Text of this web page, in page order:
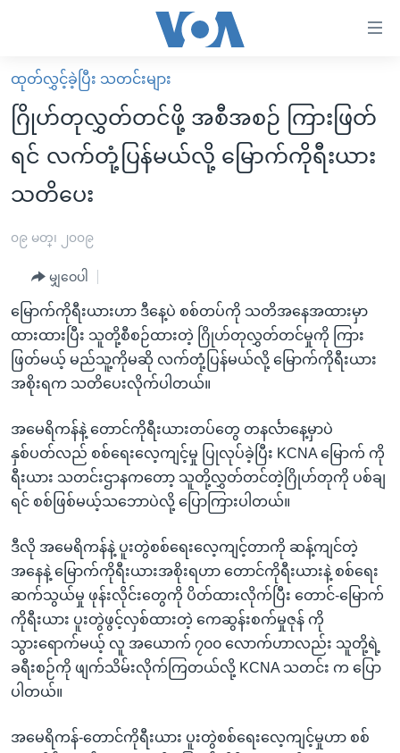
လွယ်ကူ
စေ
သည့်
Link
များ
ပင်မ
ကျော်
ကြည့်
ရန်
ပင်မ
ညွန်း
စာမျက်နှာ
သို့
ကျော်
ရန်
ရှာဖွေ
ရန်
နေရာ
သို့
ကျော်
ရန်
မူလစာမျက်နှာ
မြန်မာ
ကမ္ဘာ့သတင်းများ
နိုင်ငံတကာ
အစ္စရေး-ပါလက်စတိုင်း
ဗွီဒီယို
အင်္ဂလိပ်စာလေ့လာမယ်
အမေရိကန်သုံးအီဒီယံ
မကြေးမုံရဲ့ အင်္ဂလိပ်စာ
ရုပ်ရှင်ထဲက အင်္ဂလိပ်စာ
အပတ်စဉ်ကဏ္ဍများ
ရေဒီယို
တီဗွီ
ရေဒီယိုနှင့်ရုပ်သံ အချက်အလက်များ
ရေဒီယို/တီဗွီအစီအစဉ်
Learning English
ဗွီအိုအေ လူမှုကွန်ယက်များ
ဘာသာစကားများ
ထုတ်လွှင့်ခဲ့ပြီး သတင်းများ
ဂြိုဟ်တုလွှတ်တင်ဖို့ အစီအစဉ် ကြားဖြတ်
ရင် လက်တုံ့ပြန်မယ်လို့ မြောက်ကိုရီးယား
သတိပေး
၀၉ မတ္၊ ၂၀၀၉
မျှဝေပါ
မြောက်ကိုရီးယားဟာ ဒီနေ့ပဲ စစ်တပ်ကို သတိအနေအထားမှာ
ထားထားပြီး သူတို့စီစဉ်ထားတဲ့ ဂြိုဟ်တုလွှတ်တင်မှုကို ကြား
ဖြတ်မယ့် မည်သူ့ကိုမဆို လက်တုံ့ပြန်မယ်လို့ မြောက်ကိုရီးယား
အစိုးရက သတိပေးလိုက်ပါတယ်။
အမေရိကန်နဲ့ တောင်ကိုရီးယားတပ်တွေ တနင်္လာနေ့မှာပဲ
နှစ်ပတ်လည် စစ်ရေးလေ့ကျင့်မှု ပြုလုပ်ခဲ့ပြီး KCNA မြောက် ကို
ရီးယား သတင်းဌာနကတော့ သူတို့လွှတ်တင်တဲ့ဂြိုဟ်တုကို ပစ်ချ
ရင် စစ်ဖြစ်မယ့်သဘောပဲလို့ ပြောကြားပါတယ်။
ဒီလို အမေရိကန်နဲ့ ပူးတွဲစစ်ရေးလေ့ကျင့်တာကို ဆန့်ကျင်တဲ့
အနေနဲ့ မြောက်ကိုရီးယားအစိုးရဟာ တောင်ကိုရီးယားနဲ့ စစ်ရေး
ဆက်သွယ်မှု ဖုန်းလိုင်းတွေကို ပိတ်ထားလိုက်ပြီး တောင်-မြောက်
ကိုရီးယား ပူးတွဲဖွင့်လှစ်ထားတဲ့ ကေဆွန်းစက်မှုဇုန် ကို
သွားရောက်မယ့် လူ အယောက် ၇၀၀ လောက်ဟာလည်း သူတို့ရဲ့
ခရီးစဉ်ကို ဖျက်သိမ်းလိုက်ကြတယ်လို့ KCNA သတင်း က ပြော
ပါတယ်။
အမေရိကန်-တောင်ကိုရီးယား ပူးတွဲစစ်ရေးလေ့ကျင့်မှုဟာ စစ်